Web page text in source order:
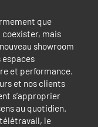
que
mais
showroom
et performance.
et nos clients
s’approprier
au quotidien.
le